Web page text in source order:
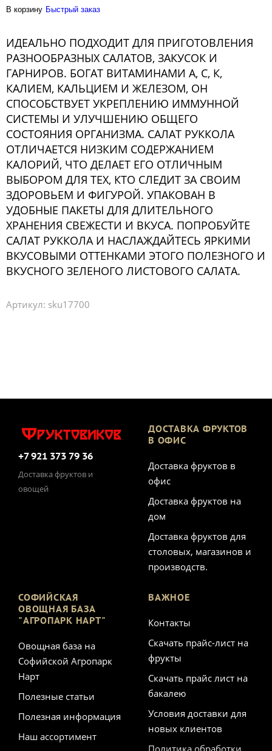
В корзину Быстрый заказ
ИДЕАЛЬНО ПОДХОДИТ ДЛЯ ПРИГОТОВЛЕНИЯ
РАЗНООБРАЗНЫХ САЛАТОВ, ЗАКУСОК И
ГАРНИРОВ. БОГАТ ВИТАМИНАМИ А, С, К,
КАЛИЕМ, КАЛЬЦИЕМ И ЖЕЛЕЗОМ, ОН
СПОСОБСТВУЕТ УКРЕПЛЕНИЮ ИММУННОЙ
СИСТЕМЫ И УЛУЧШЕНИЮ ОБЩЕГО
СОСТОЯНИЯ ОРГАНИЗМА. САЛАТ РУККОЛА
ОТЛИЧАЕТСЯ НИЗКИМ СОДЕРЖАНИЕМ
КАЛОРИЙ, ЧТО ДЕЛАЕТ ЕГО ОТЛИЧНЫМ
ВЫБОРОМ ДЛЯ ТЕХ, КТО СЛЕДИТ ЗА СВОИМ
ЗДОРОВЬЕМ И ФИГУРОЙ. УПАКОВАН В
УДОБНЫЕ ПАКЕТЫ ДЛЯ ДЛИТЕЛЬНОГО
ХРАНЕНИЯ СВЕЖЕСТИ И ВКУСА. ПОПРОБУЙТЕ
САЛАТ РУККОЛА И НАСЛАЖДАЙТЕСЬ ЯРКИМИ
ВКУСОВЫМИ ОТТЕНКАМИ ЭТОГО ПОЛЕЗНОГО И
ВКУСНОГО ЗЕЛЕНОГО ЛИСТОВОГО САЛАТА.
Артикул: sku17700
+7 921 373 79 36
Доставка фруктов и
овощей
ДОСТАВКА ФРУКТОВ
В ОФИС
Доставка фруктов в
офис
Доставка фруктов на
дом
Доставка фруктов для
столовых, магазинов и
производств.
СОФИЙСКАЯ
ОВОЩНАЯ БАЗА
"АГРОПАРК НАРТ"
Овощная база на
Софийской Агропарк
Нарт
Полезные статьи
Полезная информация
Наш ассортимент
ВАЖНОЕ
Контакты
Скачать прайс-лист на
фрукты
Скачать прайс лист на
бакалею
Условия доставки для
новых клиентов
Политика обработки